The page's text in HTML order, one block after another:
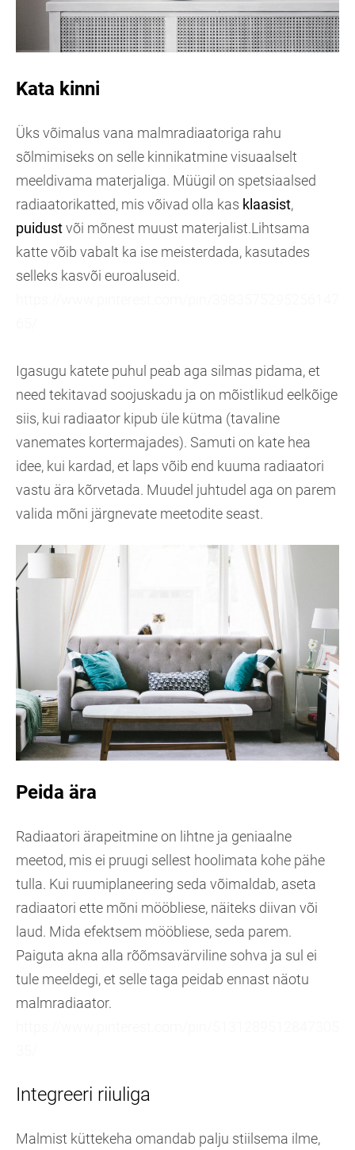
Kata kinni
Üks võimalus vana malmradiaatoriga rahu
sõlmimiseks on selle kinnikatmine visuaalselt
meeldivama materjaliga. Müügil on spetsiaalsed
radiaatorikatted, mis võivad olla kas klaasist,
puidustvõi mõnest muust materjalist.Lihtsama
katte võib vabalt ka ise meisterdada, kasutades
selleks kasvõi euroaluseid.
Igasugu katete puhul peab aga silmas pidama, et
need tekitavad soojuskadu ja on mõistlikud eelkõige
siis, kui radiaator kipub üle kütma (tavaline
vanemates kortermajades). Samuti on kate hea
idee, kui kardad, et laps võib end kuuma radiaatori
vastu ära kõrvetada. Muudel juhtudel aga on parem
valida mõni järgnevate meetodite seast.
Peida ära
Radiaatori ärapeitmine on lihtne ja geniaalne
meetod, mis ei pruugi sellest hoolimata kohe pähe
tulla. Kui ruumiplaneering seda võimaldab, aseta
radiaatori ette mõni mööbliese, näiteks diivan või
laud. Mida efektsem mööbliese, seda parem.
Paiguta akna alla rõõmsavärviline sohva ja sul ei
tule meeldegi, et selle taga peidab ennast näotu
malmradiaator.
Integreeri riiuliga
Malmist küttekeha omandab palju stiilsema ilme,